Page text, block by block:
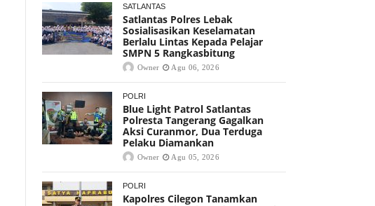
SATLANTAS
Satlantas Polres Lebak
Sosialisasikan Keselamatan
Berlalu Lintas Kepada Pelajar
SMPN 5 Rangkasbitung
Owner Agu 06, 2026
POLRI
Blue Light Patrol Satlantas
Polresta Tangerang Gagalkan
Aksi Curanmor, Dua Terduga
Pelaku Diamankan
Owner Agu 05, 2026
POLRI
Kapolres Cilegon Tanamkan